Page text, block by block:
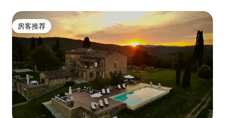
房客推荐
房客推荐